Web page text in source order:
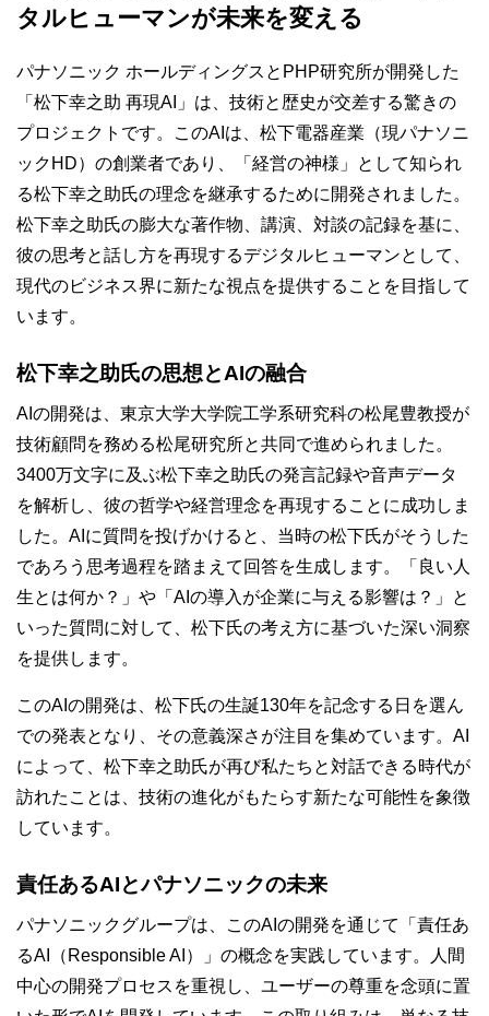
タルヒューマンが未来を変える
パナソニック ホールディングスとPHP研究所が開発した
「松下幸之助 再現AI」は、技術と歴史が交差する驚きの
プロジェクトです。このAIは、松下電器産業（現パナソニ
ックHD）の創業者であり、「経営の神様」として知られ
る松下幸之助氏の理念を継承するために開発されました。
松下幸之助氏の膨大な著作物、講演、対談の記録を基に、
彼の思考と話し方を再現するデジタルヒューマンとして、
現代のビジネス界に新たな視点を提供することを目指して
います。
松下幸之助氏の思想とAIの融合
AIの開発は、東京大学大学院工学系研究科の松尾豊教授が
技術顧問を務める松尾研究所と共同で進められました。
3400万文字に及ぶ松下幸之助氏の発言記録や音声データ
を解析し、彼の哲学や経営理念を再現することに成功しま
した。AIに質問を投げかけると、当時の松下氏がそうした
であろう思考過程を踏まえて回答を生成します。「良い人
生とは何か？」や「AIの導入が企業に与える影響は？」と
いった質問に対して、松下氏の考え方に基づいた深い洞察
を提供します。
このAIの開発は、松下氏の生誕130年を記念する日を選ん
での発表となり、その意義深さが注目を集めています。AI
によって、松下幸之助氏が再び私たちと対話できる時代が
訪れたことは、技術の進化がもたらす新たな可能性を象徴
しています。
責任あるAIとパナソニックの未来
パナソニックグループは、このAIの開発を通じて「責任あ
るAI（Responsible AI）」の概念を実践しています。人間
中心の開発プロセスを重視し、ユーザーの尊重を念頭に置